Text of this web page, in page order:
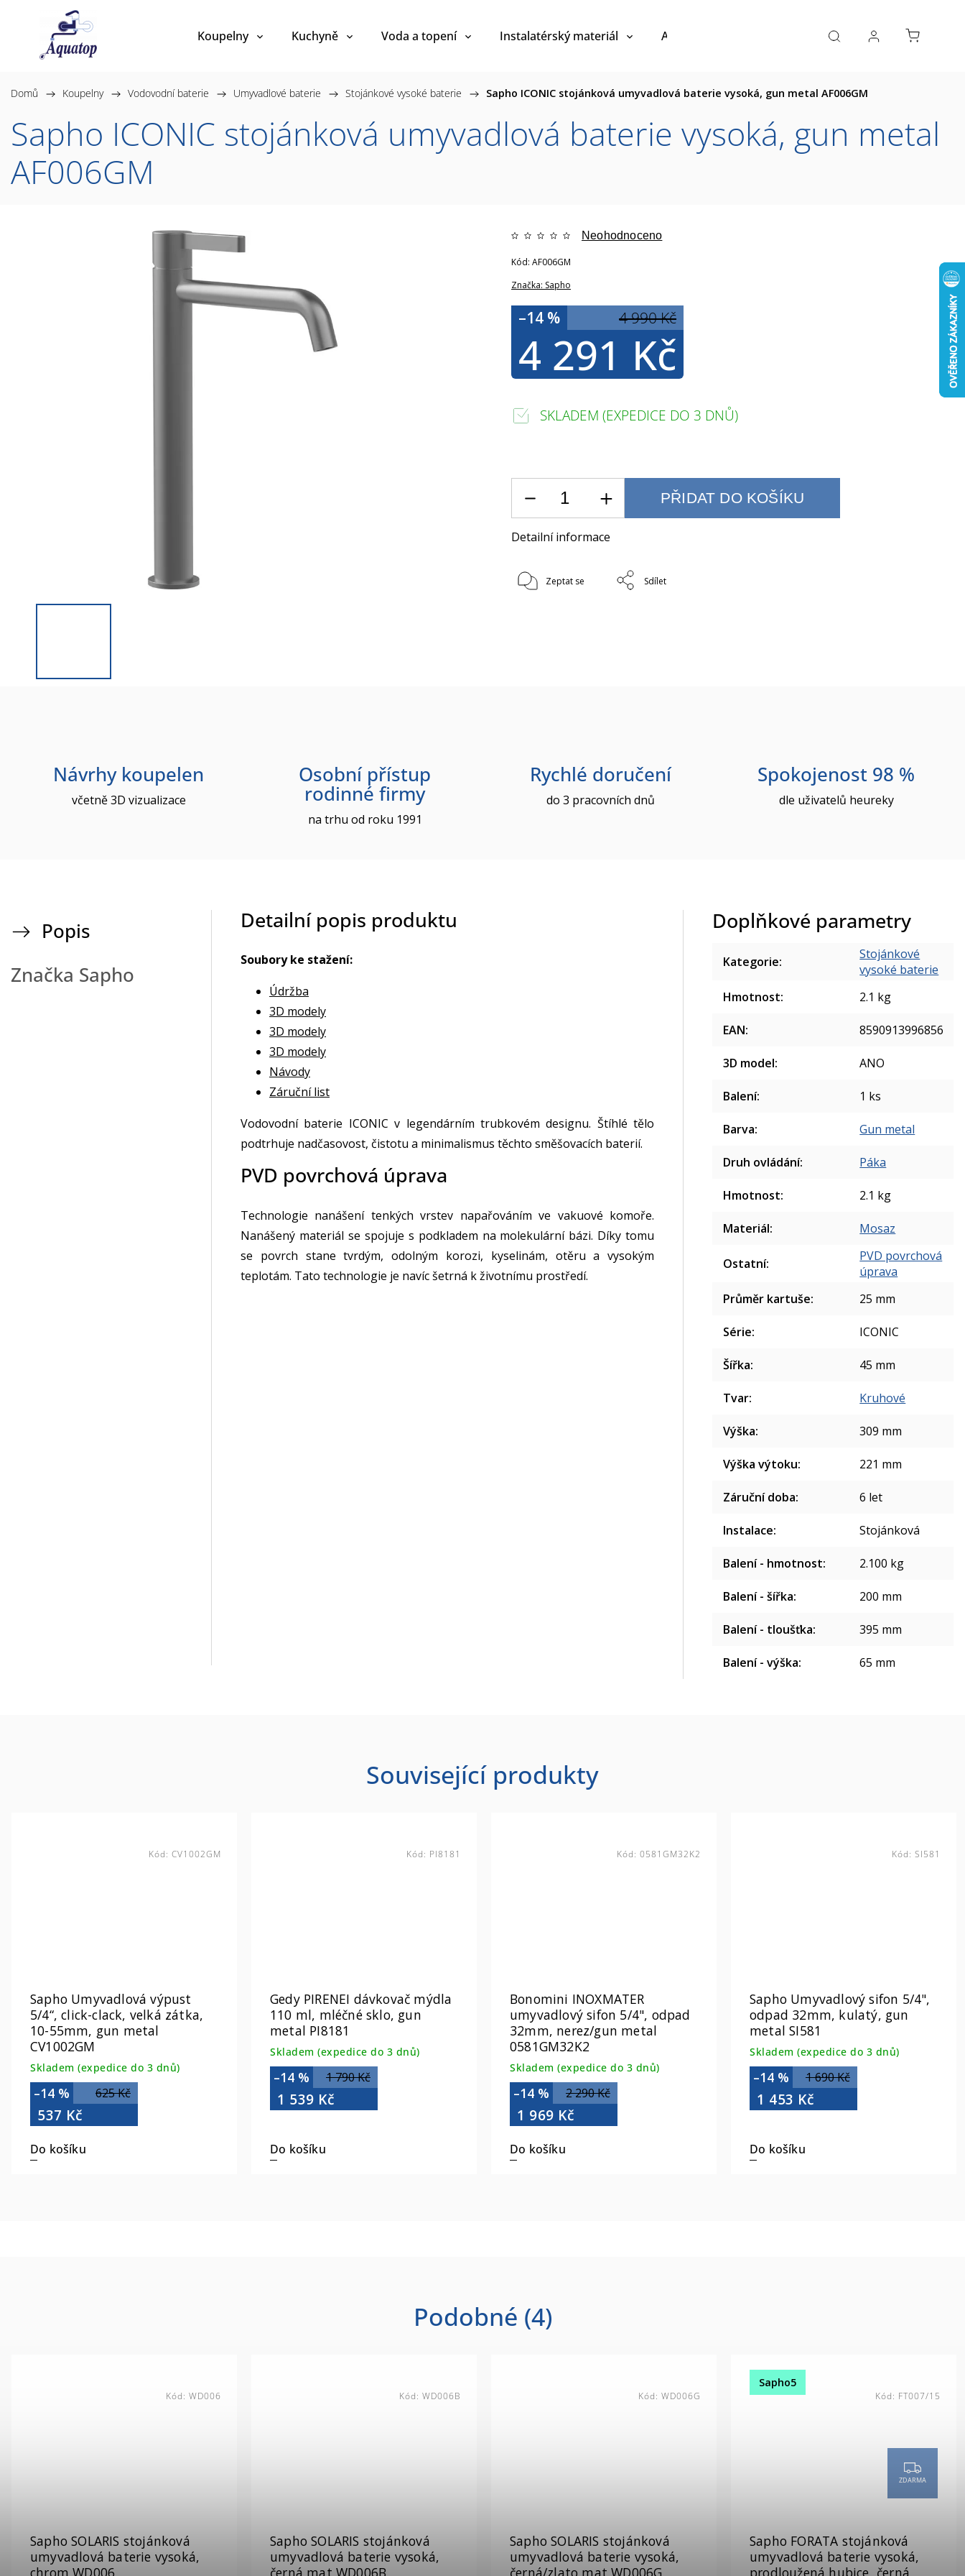
Koupelny Kuchyně Voda a topení Instalatérský materiál Akce a výprodej Návrh koupelny Reference
Domů / Koupelny / Vodovodní baterie / Umyvadlové baterie / Stojánkové vysoké baterie / Sapho ICONIC stojánková umyvadlová baterie vysoká, gun metal AF006GM
Sapho ICONIC stojánková umyvadlová baterie vysoká, gun metal
AF006GM
Značka: Sapho
Neohodnoceno
4 990 Kč
–14 %
4 291 Kč
Kód: AF006GM
SKLADEM (EXPEDICE DO 3 DNŮ)
PŘIDAT DO KOŠÍKU
Detailní informace
Zeptat se Sdílet
Návrhy koupelen
včetně 3D vizualizace
Osobní přístup
rodinné firmy
na trhu od roku 1991
Rychlé doručení
do 3 pracovních dnů
Spokojenost 98 %
dle uživatelů heureky
Popis
Značka Sapho
Detailní popis produktu
Soubory ke stažení:
Údržba
3D modely
3D modely
3D modely
Návody
Záruční list
Vodovodní baterie ICONIC v legendárním trubkovém designu. Štíhlé tělo
podtrhuje nadčasovost, čistotu a minimalismus těchto směšovacích baterií.
PVD povrchová úprava
Technologie nanášení tenkých vrstev napařováním ve vakuové komoře.
Nanášený materiál se spojuje s podkladem na molekulární bázi. Díky tomu
se povrch stane tvrdým, odolným korozi, kyselinám, otěru a vysokým
teplotám. Tato technologie je navíc šetrná k životnímu prostředí.
Doplňkové parametry
Kategorie:
Stojánkové
vysoké baterie
Hmotnost: 2.1 kg
EAN: 8590913996856
3D model: ANO
Balení: 1 ks
Barva: Gun metal
Druh ovládání: Páka
Hmotnost: 2.1 kg
Materiál: Mosaz
Ostatní:
PVD povrchová
úprava
Průměr kartuše: 25 mm
Série: ICONIC
Šířka: 45 mm
Tvar: Kruhové
Výška: 309 mm
Výška výtoku: 221 mm
Záruční doba: 6 let
Instalace: Stojánková
Balení - hmotnost: 2.100 kg
Balení - šířka: 200 mm
Balení - tloušťka: 395 mm
Balení - výška: 65 mm
Související produkty
Sapho Umyvadlová výpust
5/4“, click-clack, velká zátka,
10-55mm, gun metal
CV1002GM
Skladem (expedice do 3 dnů)
625 Kč
–14 %
537 Kč
Do košíku
Kód: CV1002GM
Gedy PIRENEI dávkovač mýdla
110 ml, mléčné sklo, gun
metal PI8181
Skladem (expedice do 3 dnů)
1 790 Kč
–14 %
1 539 Kč
Do košíku
Kód: PI8181
Bonomini INOXMATER
umyvadlový sifon 5/4", odpad
32mm, nerez/gun metal
0581GM32K2
Skladem (expedice do 3 dnů)
2 290 Kč
–14 %
1 969 Kč
Do košíku
Kód: 0581GM32K2
Sapho Umyvadlový sifon 5/4",
odpad 32mm, kulatý, gun
metal SI581
Skladem (expedice do 3 dnů)
1 690 Kč
–14 %
1 453 Kč
Do košíku
Kód: SI581
Podobné (4)
Sapho SOLARIS stojánková
umyvadlová baterie vysoká,
chrom WD006
Kód: WD006
Sapho SOLARIS stojánková
umyvadlová baterie vysoká,
černá mat WD006B
Kód: WD006B
Sapho SOLARIS stojánková
umyvadlová baterie vysoká,
černá/zlato mat WD006G
Kód: WD006G
Sapho5
ZDARMA
Sapho FORATA stojánková
umyvadlová baterie vysoká,
prodloužená hubice, černá
Kód: FT007/15